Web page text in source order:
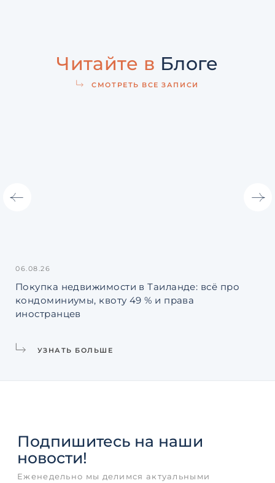
Читайте в Блоге
СМОТРЕТЬ ВСЕ ЗАПИСИ
06.08.26
Покупка недвижимости в Таиланде: всё про
кондоминиумы, квоту 49 % и права
иностранцев
УЗНАТЬ БОЛЬШЕ
Подпишитесь на наши
новости!
Еженедельно мы делимся актуальными